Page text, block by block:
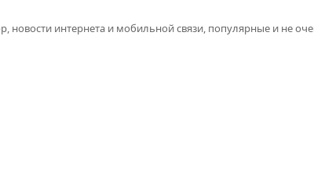
новости интернета и мобильной связи, популярные и не